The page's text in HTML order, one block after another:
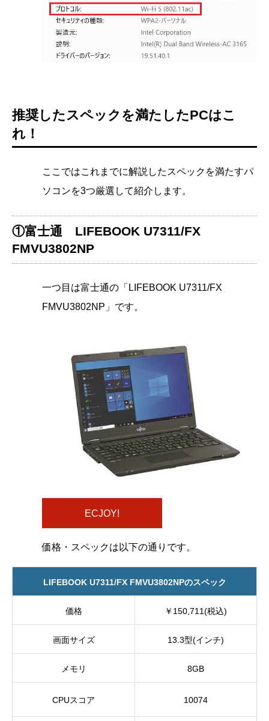
推奨したスペックを満たしたPCはこ
れ！
ここではこれまでに解説したスペックを満たすパ
ソコンを3つ厳選して紹介します。
①富士通 LIFEBOOK U7311/FX
FMVU3802NP
一つ目は富士通の「LIFEBOOK U7311/FX
FMVU3802NP」です。
ECJOY!
価格・スペックは以下の通りです。
LIFEBOOK U7311/FX FMVU3802NPのスペック
価格 ￥150,711(税込)
画面サイズ 13.3型(インチ)
メモリ 8GB
CPUスコア 10074